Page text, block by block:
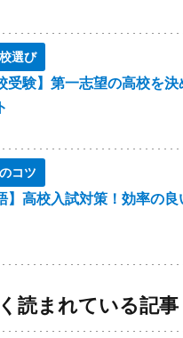
選び
受験】第一志望の高校を
コツ
】高校入試対策！効率の
読まれている記事